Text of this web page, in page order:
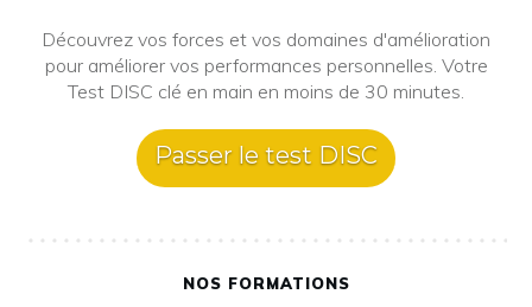
Découvrez vos forces et vos domaines d'amélioration
pour améliorer vos performances personnelles. Votre
Test DISC clé en main en moins de 30 minutes.
Passer le test DISC
NOS FORMATIONS